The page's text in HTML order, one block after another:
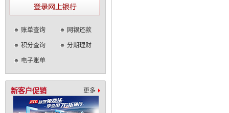
账单查询 网银还款
积分查询 分期理财
电子账单
新客户促销 更多